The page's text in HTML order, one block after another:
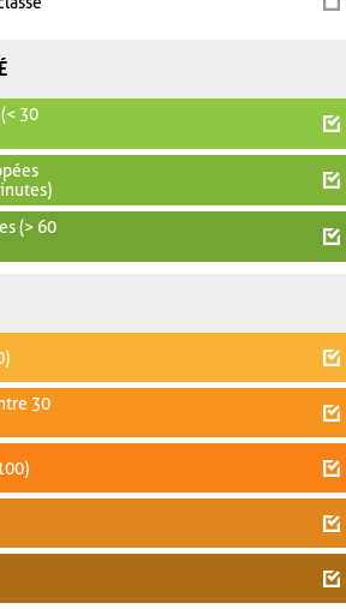
30
(> 60
30